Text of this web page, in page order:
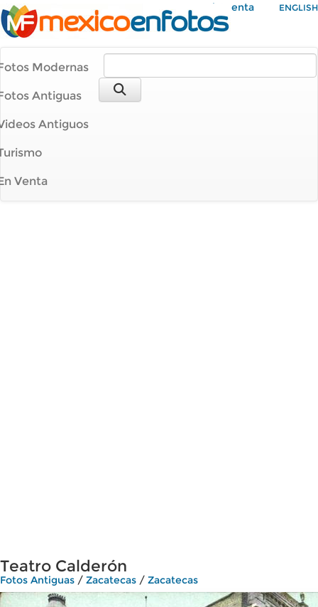
Mi Cuenta ENGLISH
Modernas
Antiguas
Antiguos
Venta
Teatro Calderón
Fotos Antiguas / Zacatecas / Zacatecas